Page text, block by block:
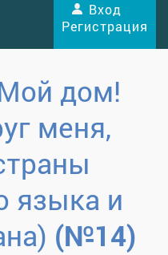
Вход
Регистрация
дом!
меня,
языка и
(№14)